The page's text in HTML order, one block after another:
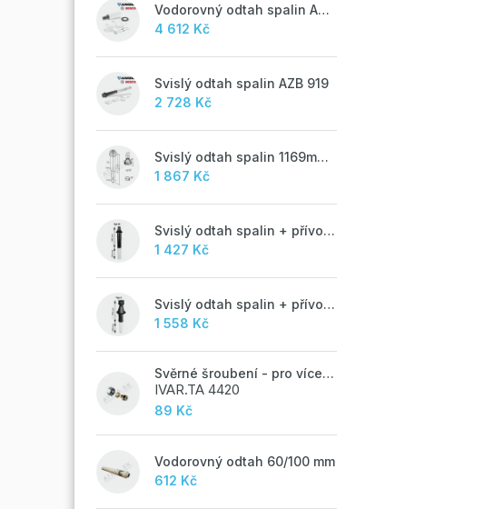
Vodorovný odtah spalin AZB 918
4 612 Kč
Svislý odtah spalin AZB 919
2 728 Kč
Svislý odtah spalin 1169mm, AZB 917
1 867 Kč
Svislý odtah spalin + přívod vzduchu 60/100 mm - M
1 427 Kč
Svislý odtah spalin + přívod vzduchu 60/100 mm - A
1 558 Kč
Svěrné šroubení - pro vícevrstvé potrubí ALPEX - 16x2 ALU-EK
IVAR.TA 4420
89 Kč
Vodorovný odtah 60/100 mm
612 Kč